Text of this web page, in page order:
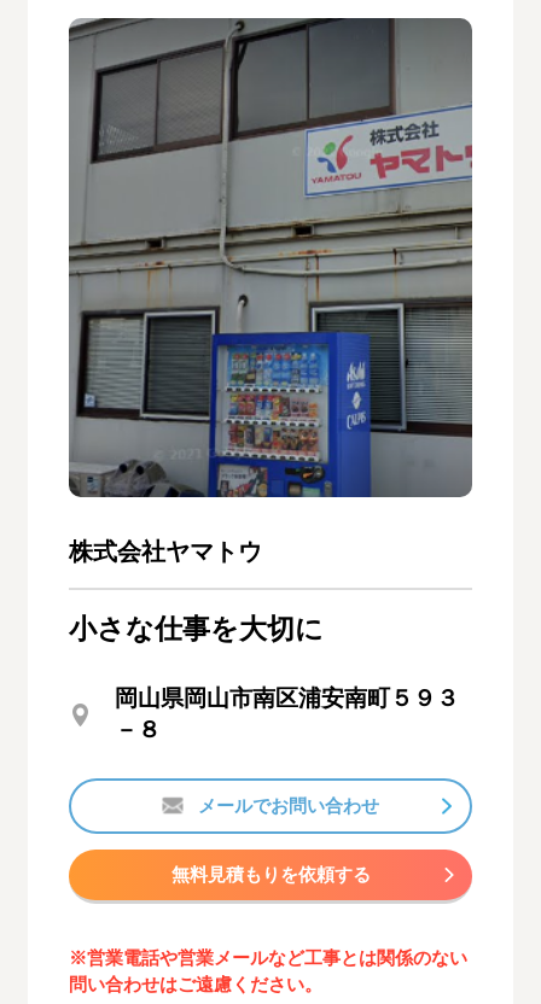
株式会社ヤマトウ
小さな仕事を大切に
岡山県岡山市南区浦安南町５９３
－８
メールでお問い合わせ
無料見積もりを依頼する
※営業電話や営業メールなど工事とは関係のない
問い合わせはご遠慮ください。